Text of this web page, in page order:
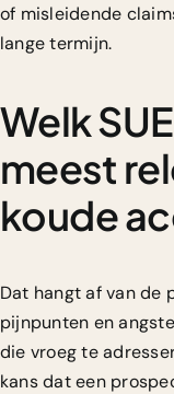
of misleidende
lange termijn.
Welk
meest
koude
Dat hangt af van de
pijnpunten en
die vroeg te
kans dat een